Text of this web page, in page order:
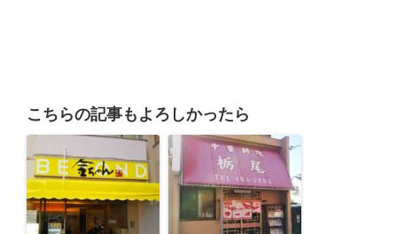
こちらの記事もよろしかったら